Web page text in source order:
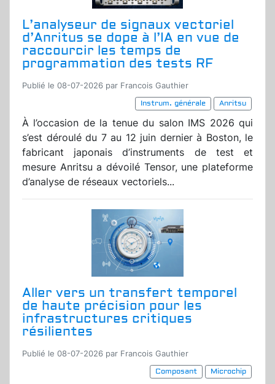
L’analyseur de signaux vectoriel
d’Anritus se dope à l’IA en vue de
raccourcir les temps de
programmation des tests RF
Publié le 08-07-2026 par Francois Gauthier
Instrum. générale
Anritsu
À l’occasion de la tenue du salon IMS 2026 qui
s’est déroulé du 7 au 12 juin dernier à Boston, le
fabricant japonais d’instruments de test et
mesure Anritsu a dévoilé Tensor, une plateforme
d’analyse de réseaux vectoriels...
Aller vers un transfert temporel
de haute précision pour les
infrastructures critiques
résilientes
Publié le 08-07-2026 par Francois Gauthier
Composant
Microchip